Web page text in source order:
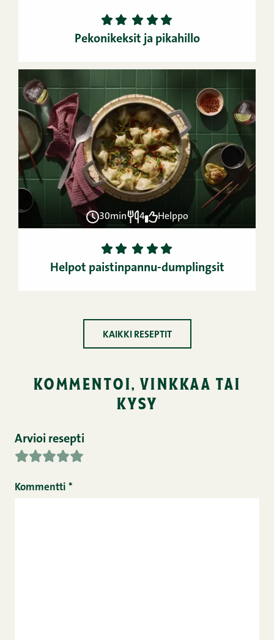
1 2 3 4
5
Pekonikeksit ja pikahillo
30min 4 Helppo
1 2 3 4
5
Helpot paistinpannu-dumplingsit
KAIKKI RESEPTIT
kommentoi, vinkkaa tai
kysy
Arvioi resepti
Kommentti *